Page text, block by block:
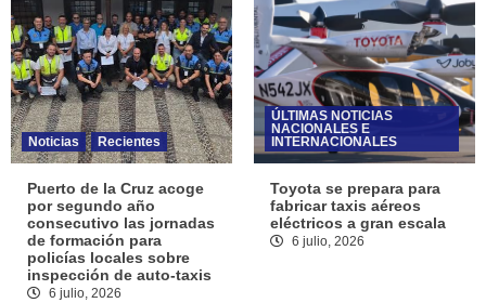
Noticias Recientes
Puerto de la Cruz acoge
por segundo año
consecutivo las jornadas
de formación para
policías locales sobre
inspección de auto-taxis
6 julio, 2026
ÚLTIMAS NOTICIAS
NACIONALES E
INTERNACIONALES
Toyota se prepara para
fabricar taxis aéreos
eléctricos a gran escala
6 julio, 2026